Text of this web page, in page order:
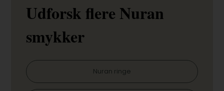
Udforsk flere Nuran
smykker
Nuran ringe